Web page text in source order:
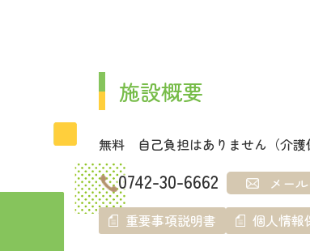
施設概要
無料 自己負担はありません（介護
0742-30-6662
メー
重要事項説明書
個人情報